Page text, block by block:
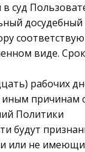
суд
виде.
рабочих
иным причинам
Политики
будут
или не